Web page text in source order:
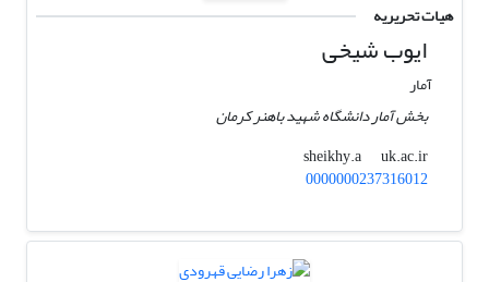
هیات تحریریه
ایوب شیخی
آمار
بخش آمار دانشگاه شهید باهنر کرمان
sheikhy.a
uk.ac.ir
0000000237316012